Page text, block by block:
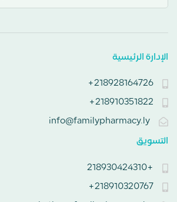
الإدارة الرئيسية
218928164726+
218910351822+
info@familypharmacy.ly
التسويق
+218930424310
218910320767+